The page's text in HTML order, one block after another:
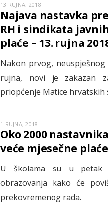
13 RUJNA, 2018
Najava nastavka
RH i sindikata
plaće – 13. rujna
Nakon prvog,
rujna, novi je zakazan
priopćenje Matice hrvatskih
1 RUJNA, 2018
Oko 2000
veće mjesečne
U školama su u petak
obrazovanja kako će
prekovremenog rada.